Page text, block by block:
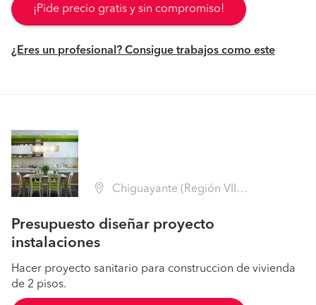
¡Pide precio gratis y sin compromiso!
¿Eres un profesional? Consigue trabajos como este
Chiguayante (Región VIII Biobío - Concepción)
Presupuesto diseñar proyecto
instalaciones
Hacer proyecto sanitario para construccion de vivienda
de 2 pisos.